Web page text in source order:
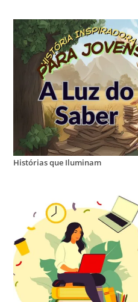
Histórias que Iluminam